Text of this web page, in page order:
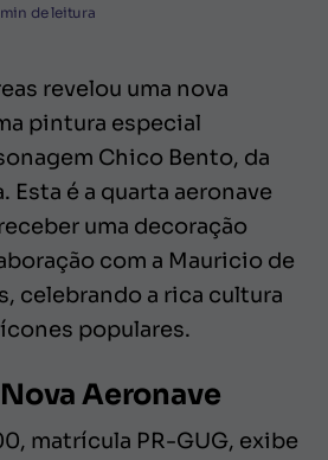
min de leitura
revelou uma nova
pintura especial
Chico Bento, da
Esta é a quarta aeronave
uma decoração
com a Mauricio de
celebrando a rica cultura
populares.
Aeronave
matrícula PR-GUG, exibe